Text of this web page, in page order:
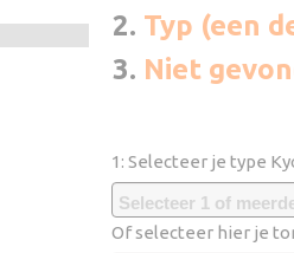
2. Typ (een
3. Niet
1: Selecteer je type
Selecteer 1 of
Of selecteer hier je